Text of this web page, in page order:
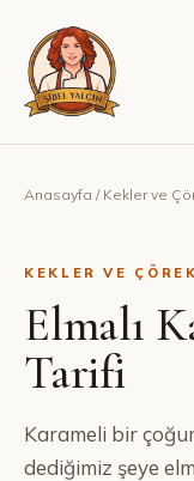
Anasayfa / Kekler ve
KEKLER VE
Elmalı
Tarifi
Karameli bir
dediğimiz şeye